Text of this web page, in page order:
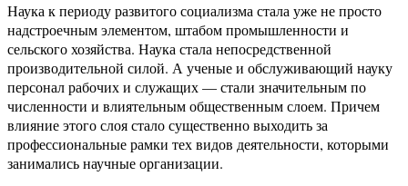
Наука к периоду развитого социализма стала уже не просто
надстроечным элементом, штабом промышленности и
сельского хозяйства. Наука стала непосредственной
производительной силой. А ученые и обслуживающий науку
персонал рабочих и служащих — стали значительным по
численности и влиятельным общественным слоем. Причем
влияние этого слоя стало существенно выходить за
профессиональные рамки тех видов деятельности, которыми
занимались научные организации.